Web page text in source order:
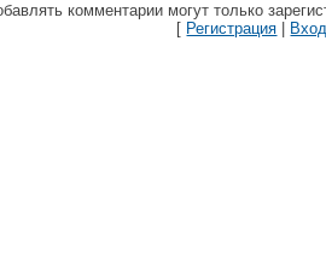
комментарии могут только
[ Регистрация